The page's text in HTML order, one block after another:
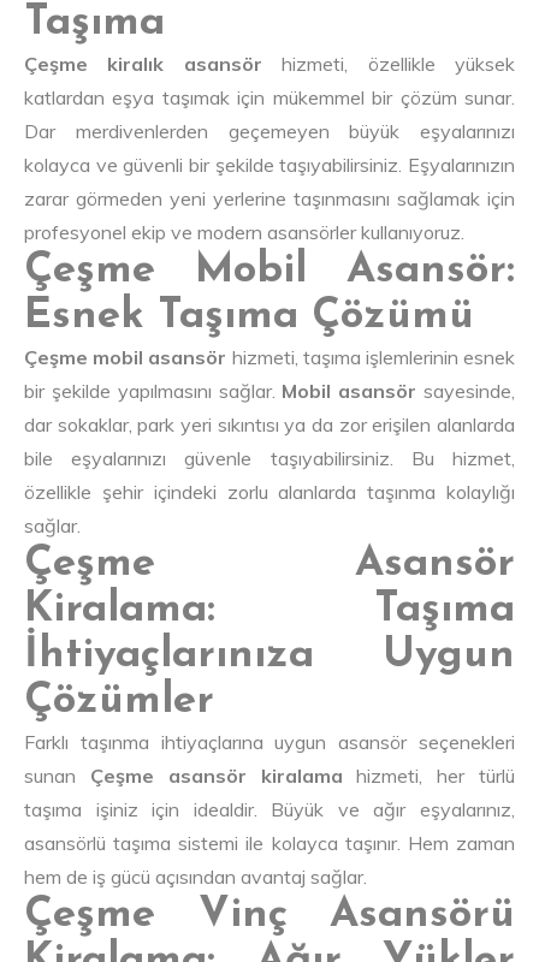
Taşıma
Çeşme kiralık asansör hizmeti, özellikle yüksek
katlardan eşya taşımak için mükemmel bir çözüm sunar.
Dar merdivenlerden geçemeyen büyük eşyalarınızı
kolayca ve güvenli bir şekilde taşıyabilirsiniz. Eşyalarınızın
zarar görmeden yeni yerlerine taşınmasını sağlamak için
profesyonel ekip ve modern asansörler kullanıyoruz.
Çeşme Mobil Asansör:
Esnek Taşıma Çözümü
Çeşme mobil asansör hizmeti, taşıma işlemlerinin esnek
bir şekilde yapılmasını sağlar. Mobil asansör sayesinde,
dar sokaklar, park yeri sıkıntısı ya da zor erişilen alanlarda
bile eşyalarınızı güvenle taşıyabilirsiniz. Bu hizmet,
özellikle şehir içindeki zorlu alanlarda taşınma kolaylığı
sağlar.
Çeşme Asansör
Kiralama: Taşıma
İhtiyaçlarınıza Uygun
Çözümler
Farklı taşınma ihtiyaçlarına uygun asansör seçenekleri
sunan Çeşme asansör kiralama hizmeti, her türlü
taşıma işiniz için idealdir. Büyük ve ağır eşyalarınız,
asansörlü taşıma sistemi ile kolayca taşınır. Hem zaman
hem de iş gücü açısından avantaj sağlar.
Çeşme Vinç Asansörü